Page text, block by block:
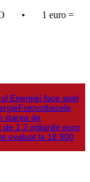
• 1 euro =
Energiei face apel
Fotovoltaicele,
starea de
de 1,2 miliarde euro
evaluat la 18.800